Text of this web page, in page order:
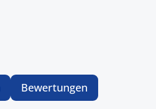
Bewertungen